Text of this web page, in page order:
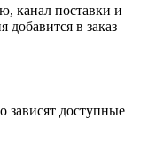
канал поставки и
в заказ
доступные